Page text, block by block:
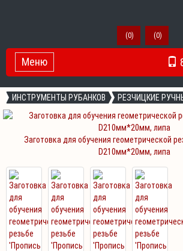
(0) (0)
Toggle Navigation
Меню
ИНСТРУМЕНТЫ РУБАНКОВ РЕЗЧИЦКИЕ
Заготовка для обучения геометрической
D210мм*20мм, липа